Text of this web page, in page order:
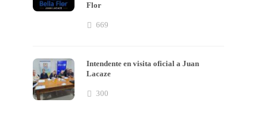
Flor
669
Intendente en visita oficial a Juan
Lacaze
300